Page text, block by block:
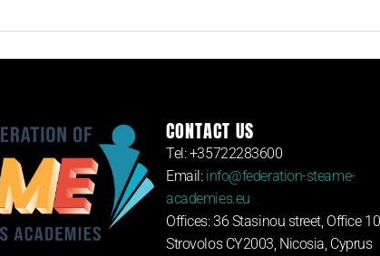
CONTACT US
Tel: +35722283600
Email: info@federation-steame-
academies.eu
Offices: 36 Stasinou street, Office
Strovolos CY2003, Nicosia, Cyprus